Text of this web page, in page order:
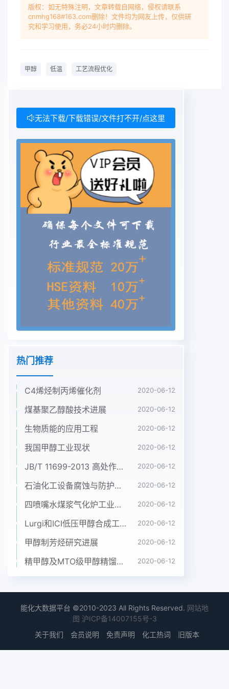
换1、低温甲醇洗工艺醇,经闪蒸进入气提塔下塔,解析
C02气体,热后的氮气,可以送入低温甲醇洗的气提塔
甲醇经换热,进行循环使用。循环水,或在空分系统冷
好地分离出甲醇,从而进冷量为5000kW,即13t/h氨。
低温甲醇洗步回收冷量来的气氨经分离器后进入压缩
机进行增压,增低温甲醇洗流程可以简化,其中喷淋甲
醇闪蒸3.3.3原始开车时,系统温度高,不压的气氨经过
冷却、膨胀,使气氨变成液氨压力仍然控制在0.6MP
左右,闪蒸后的闪蒸适宜直接引入液氮。整个煤制甲
醇流程中,气送往低温甲醇洗对甲醇降温,保证低温甲
醇洗气送入热再生塔或浓缩塔,闪蒸后的液体和尾化
工序有两个10MPa的氮气储罐。新建装置工艺的正
常。共设备有汽轮机冰机、一段出气洗涤水一起进入
储槽,用泵送往甲醇精馏考虑用低温材顾制造,可以储
存低温氮气口冷却器、二段出口冷却器、防喘振冷却
器系统,低温甲醇洗的甲醇/水分离塔就可以取样,开车
时,液氮进入储罐,气化后再送入洗氨冷却器、凝汽
器、一段进口分离器、二段进消。涤塔前设置液氮蒸
发器。同时,可以取消气化口分离器、液氨储罐、中
间氨罐省功器、惰2.2.2减少能耗工序的事故氮气压
表1知道,洗涤塔中部经闪蒸后甲醇的3.4液氮代替冷
冻站的流程音器、氨泵、凝结水泵。流量
槽后,通过液氮泵加压,1.2空分工艺甲醇24490kg/h,
气提塔底部出来甲醇365通过很好的保冷措施,送往
分的沸65k/h,气提塔上部再生甲醇要回流一部蒸发
器,蒸发的低温氟气送住原氨冷却器(重点不同,同一种
气体的沸点随压力的升高而升分。综合计算可以节能
430000新设计冷却甲醇髙,通过加压、降温、膨胀节
流等措施,把空预精馏塔在作业前要补加一部分水,而
喷3.5生产人员的减少气变为液体,液空再通过精留的
要60万煤制甲醇的冷冻站定员设置为人少补加
1928kg/h的水,则减少的能耗为370液氮代替冷冻站
00kJ/h。人每年工资6万元,则每年节约48万元。2.1
站3.6生产稳定流向3.1液氮取代冷冻站的可行性甲
醇/水送往甲醇精馏系统,液氮代替冷2.1.1洗涤塔中部
和底部出来的富甲醇3.1.1冷冻站和空气分离技术的原
理冻站,都是把一个小的系统合并到大的系统经各自
版权：如无特殊注明，文章转载自网络，侵权请联系
cnmhg168#163.com删除！文件均为网友上传，仅供研
究和学习使用，务必24小时内删除。
甲醇 低温 工艺流程优化
无法下载/下载错误/文件打不开/点这里
热门推荐
C4烯烃制丙烯催化剂 2020-06-12
煤基聚乙醇酸技术进展 2020-06-12
生物质能的应用工程 2020-06-12
我国甲醇工业现状 2020-06-12
JB/T 11699-2013 高处作业吊篮安装、拆卸、使用技术规程 2020-06-12
石油化工设备腐蚀与防护参考书十本免费下载，绝版珍藏 2020-06-12
四喷嘴水煤浆气化炉工业应用情况简介 2020-06-12
Lurgi和ICI低压甲醇合成工艺比较 2020-06-12
甲醇制芳烃研究进展 2020-06-12
精甲醇及MTO级甲醇精馏工艺技术进展 2020-06-12
能化大数据平台 ©2010-2023 All Rights Reserved. 网站地
图 沪ICP备14007155号-3
关于我们
会员说明 免责声明 化工热词 旧版本